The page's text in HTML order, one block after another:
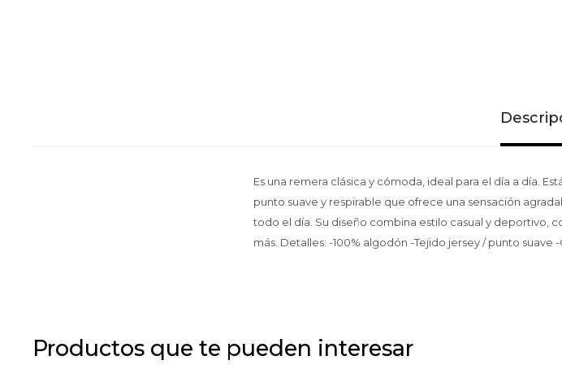
Es una remera clásica y cómoda, ideal para el día a día.
punto suave y respirable que ofrece una sensación
todo el día. Su diseño combina estilo casual y deportivo,
más. Detalles: -100% algodón -Tejido jersey / punto suave
Productos que te pueden interesar